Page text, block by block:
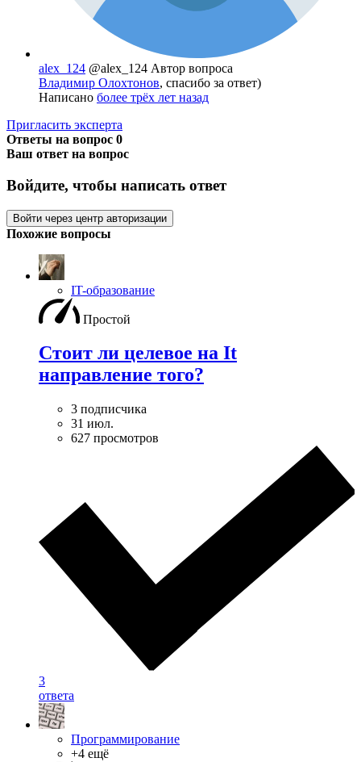
alex_124 @alex_124 Автор вопроса
Владимир Олохтонов, спасибо за ответ)
Написано более трёх лет назад
Пригласить эксперта
Ответы на вопрос 0
Ваш ответ на вопрос
Войдите, чтобы написать ответ
Войти через центр авторизации
Похожие вопросы
IT-образование
Простой
Стоит ли целевое на It
направление того?
3 подписчика
31 июл.
627 просмотров
3
ответа
Программирование
+4 ещё